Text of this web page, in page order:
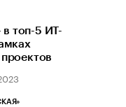
топ-5 ИТ-